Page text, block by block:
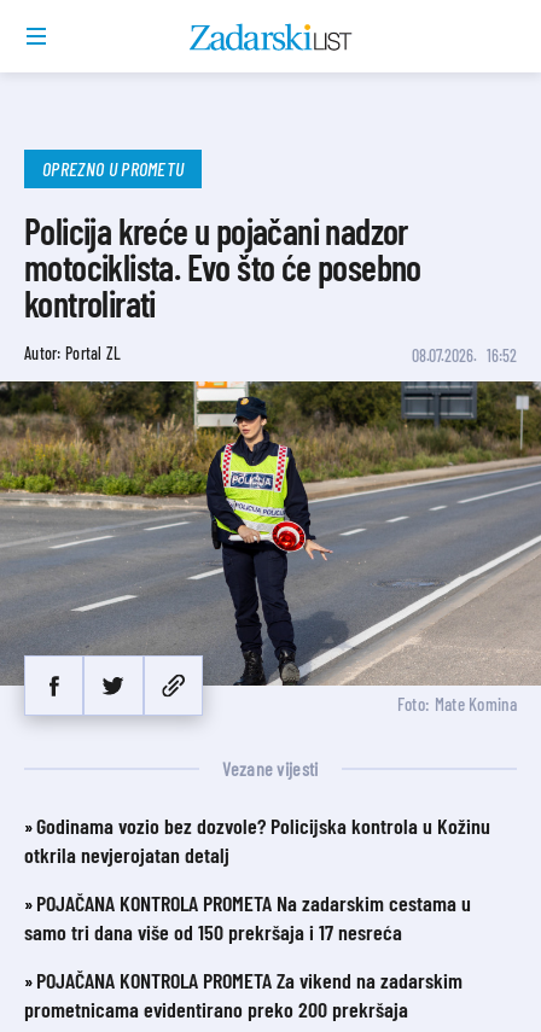
OPREZNO U PROMETU
Policija kreće u pojačani nadzor
motociklista. Evo što će posebno
kontrolirati
Autor: Portal ZL 08.07.2026. 16:52
Foto: Mate Komina
Vezane vijesti
Godinama vozio bez dozvole? Policijska kontrola u Kožinu
otkrila nevjerojatan detalj
POJAČANA KONTROLA PROMETA Na zadarskim cestama u
samo tri dana više od 150 prekršaja i 17 nesreća
POJAČANA KONTROLA PROMETA Za vikend na zadarskim
prometnicama evidentirano preko 200 prekršaja